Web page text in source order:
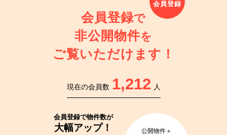
会員登録で
非公開物件を
ご覧いただけます！
現在の会員数 1,212 人
会員登録で物件数が
大幅アップ！
公開物件＋